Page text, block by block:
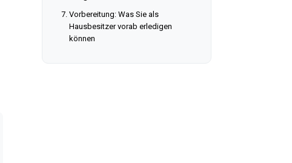
Vorbereitung: Was Sie als
Hausbesitzer vorab erledigen
können